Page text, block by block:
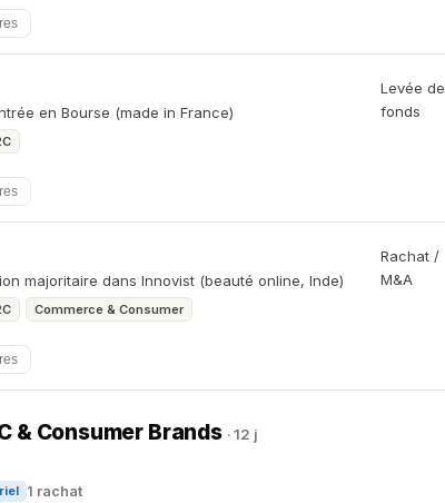
en Bourse (made in France)
Levée de
fonds
majoritaire dans Innovist (beauté online, Inde)
Commerce & Consumer
Rachat /
M&A
& Consumer Brands · 12 j
1 rachat